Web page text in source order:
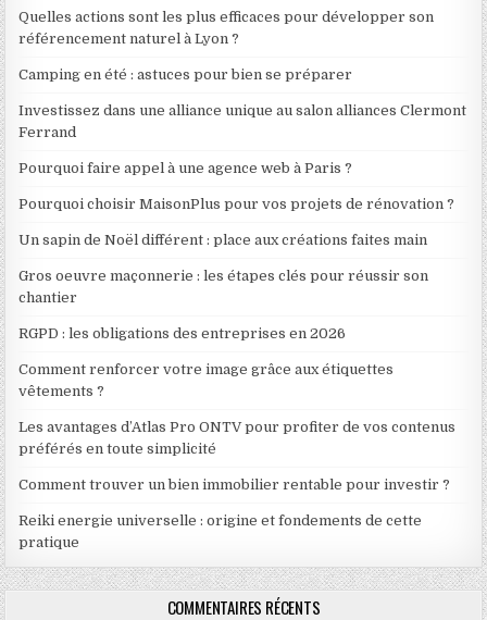
Quelles actions sont les plus efficaces pour développer son
référencement naturel à Lyon ?
Camping en été : astuces pour bien se préparer
Investissez dans une alliance unique au salon alliances Clermont
Ferrand
Pourquoi faire appel à une agence web à Paris ?
Pourquoi choisir MaisonPlus pour vos projets de rénovation ?
Un sapin de Noël différent : place aux créations faites main
Gros oeuvre maçonnerie : les étapes clés pour réussir son
chantier
RGPD : les obligations des entreprises en 2026
Comment renforcer votre image grâce aux étiquettes
vêtements ?
Les avantages d’Atlas Pro ONTV pour profiter de vos contenus
préférés en toute simplicité
Comment trouver un bien immobilier rentable pour investir ?
Reiki energie universelle : origine et fondements de cette
pratique
COMMENTAIRES RÉCENTS